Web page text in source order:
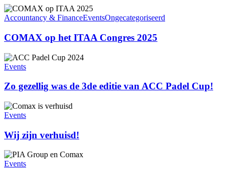
succes
dit
jaar!
🎾
COMAX
op
ITAA
Congres
2025
Accountancy & FinanceEventsOngecategoriseerd
COMAX op het ITAA Congres 2025
Zo
gezellig
de
editie
van
ACC
Padel
Cup!
Events
Zo gezellig was de 3de editie van ACC Padel Cup!
Wij
zijn
Events
Wij zijn verhuisd!
Persbericht:
PIA
Events